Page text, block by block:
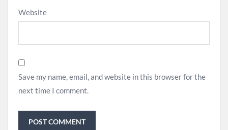
Website
Save my name, email, and website in this browser for the
next time I comment.